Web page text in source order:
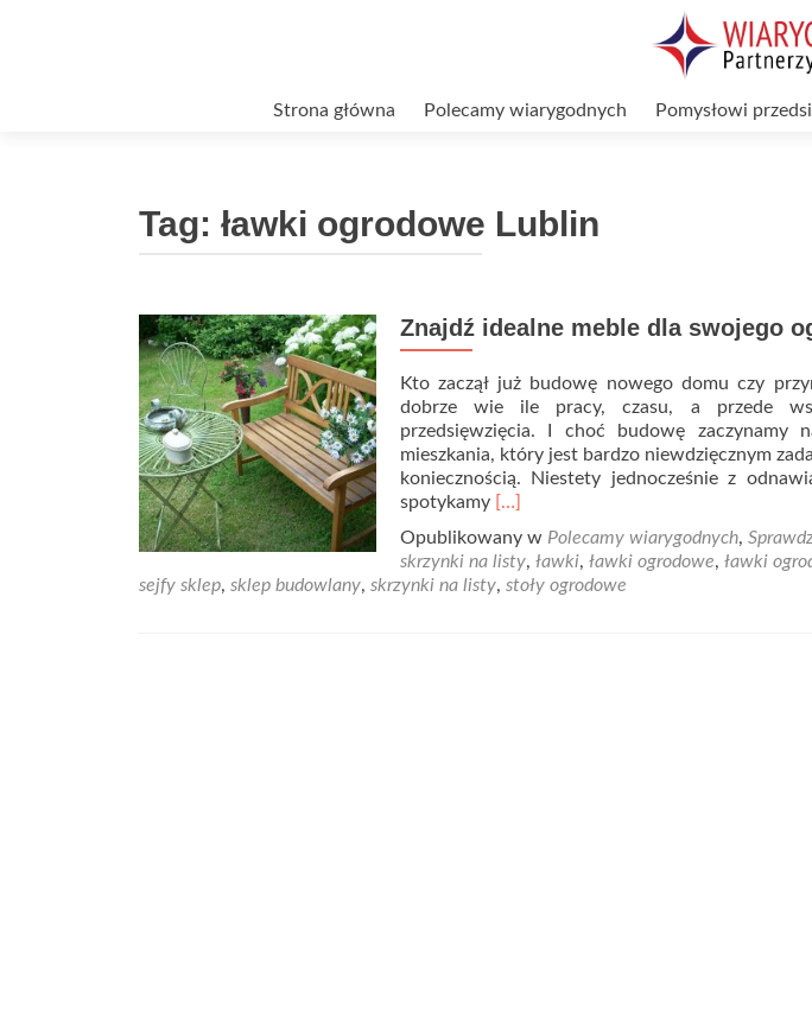
Strona główna Polecamy wiarygodnych Pomysłowi
Tag: ławki ogrodowe Lublin
Znajdź idealne meble dla swojego
Kto zaczął już budowę nowego domu czy
dobrze wie ile pracy, czasu, a przede
przedsięwzięcia. I choć budowę zaczynamy
mieszkania, który jest bardzo niewdzięcznym
koniecznością. Niestety jednocześnie z
spotykamy Read
about
Znajdź
idealne
[…]
Opublikowany w Polecamy wiarygodnych,
skrzynki na listy, ławki, ławki ogrodowe, ławki
sejfy sklep, sklep budowlany, skrzynki na listy, stoły ogrodowe